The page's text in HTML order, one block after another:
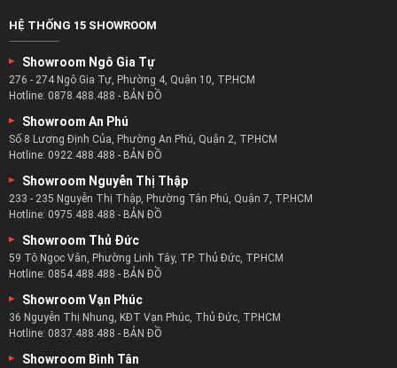
HỆ THỐNG 15 SHOWROOM
Showroom Ngô Gia Tự
276 - 274 Ngô Gia Tự, Phường 4, Quận 10, TP.HCM
Hotline: 0878.488.488 - BẢN ĐỒ
Showroom An Phú
Số 8 Lương Định Của, Phường An Phú, Quận 2, TP.HCM
Hotline: 0922.488.488 - BẢN ĐỒ
Showroom Nguyễn Thị Thập
233 - 235 Nguyễn Thị Thập, Phường Tân Phú, Quận 7, TP.HCM
Hotline: 0975.488.488 - BẢN ĐỒ
Showroom Thủ Đức
59 Tô Ngọc Vân, Phường Linh Tây, TP. Thủ Đức, TP.HCM
Hotline: 0854.488.488 - BẢN ĐỒ
Showroom Vạn Phúc
36 Nguyễn Thị Nhung, KĐT Vạn Phúc, Thủ Đức, TP.HCM
Hotline: 0837.488.488 - BẢN ĐỒ
Showroom Bình Tân